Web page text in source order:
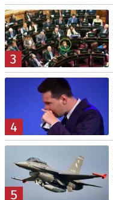
3
4
5